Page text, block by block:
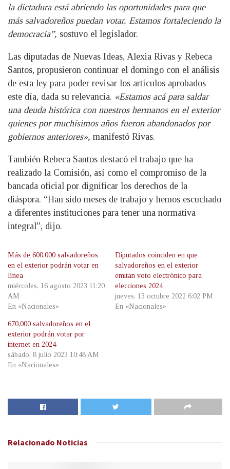
la dictadura está abriendo las oportunidades para que
más salvadoreños puedan votar. Estamos fortaleciendo la
democracia”, sostuvo el legislador.
Las diputadas de Nuevas Ideas, Alexia Rivas y Rebeca
Santos, propusieron continuar el domingo con el análisis
de esta ley para poder revisar los artículos aprobados
este día, dada su relevancia. «Estamos acá para saldar
una deuda histórica con nuestros hermanos en el exterior
quienes por muchísimos años fueron abandonados por
gobiernos anteriores», manifestó Rivas.
También Rebeca Santos destacó el trabajo que ha
realizado la Comisión, así como el compromiso de la
bancada oficial por dignificar los derechos de la
diáspora. “Han sido meses de trabajo y hemos escuchado
a diferentes instituciones para tener una normativa
integral”, dijo.
Más de 600,000 salvadoreños
en el exterior podrán votar en
línea
miércoles, 16 agosto 2023 11:20
AM
En «Nacionales»
Diputados coinciden en que
salvadoreños en el exterior
emitan voto electrónico para
elecciones 2024
jueves, 13 octubre 2022 6:02 PM
En «Nacionales»
670,000 salvadoreños en el
exterior podrán votar por
internet en 2024
sábado, 8 julio 2023 10:48 AM
En «Nacionales»
Relacionado Noticias